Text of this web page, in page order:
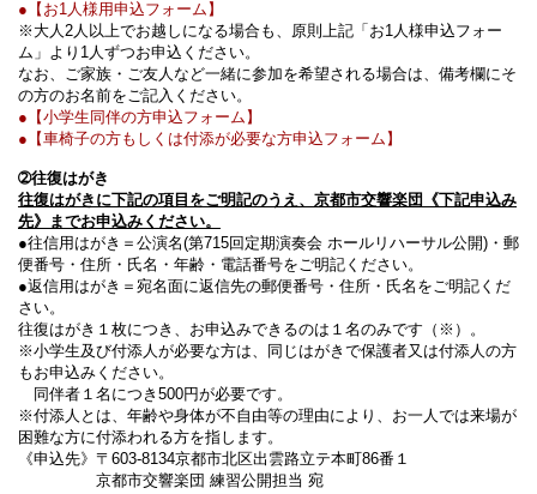
●【お1人様用申込フォーム】
※大人2人以上でお越しになる場合も、原則上記「お1人様申込フォー
ム」より1人ずつお申込ください。
なお、ご家族・ご友人など一緒に参加を希望される場合は、備考欄にそ
の方のお名前をご記入ください。
●【小学生同伴の方申込フォーム】
●【車椅子の方もしくは付添が必要な方申込フォーム】
➁往復はがき
往復はがきに下記の項目をご明記のうえ、京都市交響楽団《下記申込み
先》までお申込みください。
●往信用はがき＝公演名(第715回定期演奏会 ホールリハーサル公開)・郵
便番号・住所・氏名・年齢・電話番号をご明記ください。
●返信用はがき＝宛名面に返信先の郵便番号・住所・氏名をご明記くだ
さい。
往復はがき１枚につき、お申込みできるのは１名のみです（※）。
※小学生及び付添人が必要な方は、同じはがきで保護者又は付添人の方
もお申込みください。
同伴者１名につき500円が必要です。
※付添人とは、年齢や身体が不自由等の理由により、お一人では来場が
困難な方に付添われる方を指します。
《申込先》〒603-8134京都市北区出雲路立テ本町86番１
京都市交響楽団 練習公開担当 宛